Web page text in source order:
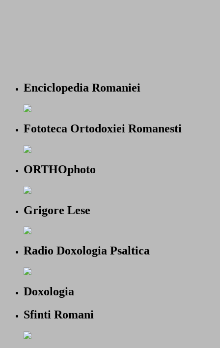
Enciclopedia Romaniei
Fototeca Ortodoxiei Romanesti
ORTHOphoto
Grigore Lese
Radio Doxologia Psaltica
Doxologia
Sfinti Romani